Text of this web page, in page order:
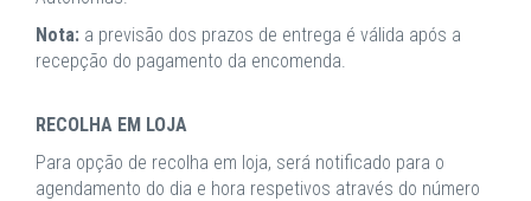
Nota: a previsão dos prazos de entrega é válida após a
recepção do pagamento da encomenda.
RECOLHA EM LOJA
Para opção de recolha em loja, será notificado para o
agendamento do dia e hora respetivos através do número